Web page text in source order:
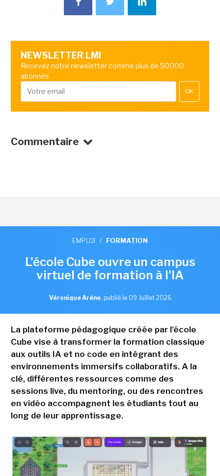
NEWSLETTER LMI
Recevez notre newsletter comme plus de 50000
abonnés
OK
Commentaire
EMPLOI / FORMATION
L'école Cube ouvre un campus
virtuel de formation à l'IA
Véronique Arène, publié le 09 Juillet 2026
La plateforme pédagogique créée par l'école
Cube vise à transformer la formation classique
aux outils IA et no code en intégrant des
environnements immersifs collaboratifs. A la
clé, différentes ressources comme des
sessions live, du mentoring, ou des rencontres
en vidéo accompagnent les étudiants tout au
long de leur apprentissage.